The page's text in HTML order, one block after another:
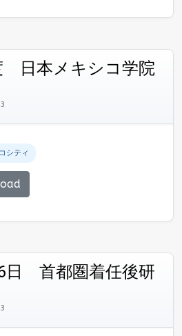
日本メキシコ学院
シティ
日 首都圏着任後研